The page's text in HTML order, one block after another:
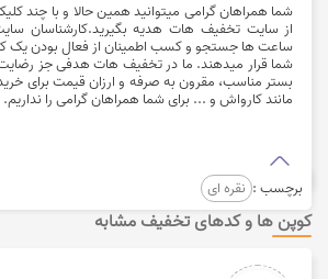
شما همراهان گرامی میتوانید همین حالا و با چند
از سایت تخفیف هات هدیه بگیرید.کارشناسان
ساعت ها جستجو و کسب اطمینان از فعال بودن یک کد
شما قرار میدهند. ما در تخفیف هات هدفی جز
بستر مناسب، مقرون به صرفه و ارزان قیمت برای
مانندکارواشو ... برای شما همراهان گرامی را نداریم.
برچسب : نقره ای
کوپن ها و کدهای تخفیف مشابه